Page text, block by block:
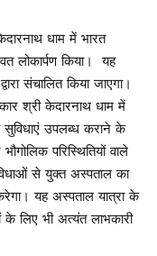
धाम में भारत
लोकार्पण किया। यह
संचालित किया जाएगा।
श्री केदारनाथ धाम में
सुविधाएं उपलब्ध कराने के
परिस्थितियों वाले
से युक्त अस्पताल का
यह अस्पताल यात्रा के
के लिए भी अत्यंत लाभकारी